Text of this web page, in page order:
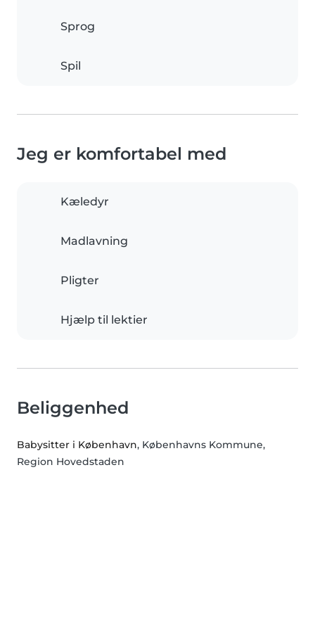
Sprog
Spil
Jeg er komfortabel med
Kæledyr
Madlavning
Pligter
Hjælp til lektier
Beliggenhed
Babysitter i København, Københavns Kommune,
Region Hovedstaden